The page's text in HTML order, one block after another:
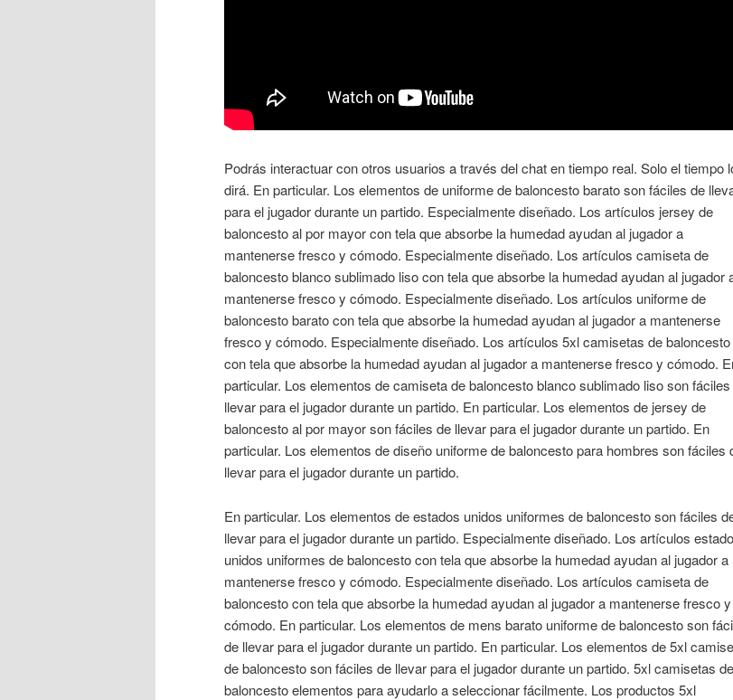
Podrás interactuar con otros usuarios a través del chat en tiempo real. Solo el tiempo
dirá. En particular. Los elementos de uniforme de baloncesto barato son fáciles de
para el jugador durante un partido. Especialmente diseñado. Los artículos jersey de
baloncesto al por mayor con tela que absorbe la humedad ayudan al jugador a
mantenerse fresco y cómodo. Especialmente diseñado. Los artículos camiseta de
baloncesto blanco sublimado liso con tela que absorbe la humedad ayudan al jugador
mantenerse fresco y cómodo. Especialmente diseñado. Los artículos uniforme de
baloncesto barato con tela que absorbe la humedad ayudan al jugador a mantenerse
fresco y cómodo. Especialmente diseñado. Los artículos 5xl camisetas de baloncesto
con tela que absorbe la humedad ayudan al jugador a mantenerse fresco y cómodo.
particular. Los elementos de camiseta de baloncesto blanco sublimado liso son
llevar para el jugador durante un partido. En particular. Los elementos de jersey de
baloncesto al por mayor son fáciles de llevar para el jugador durante un partido. En
particular. Los elementos de diseño uniforme de baloncesto para hombres son fáciles
llevar para el jugador durante un partido.
En particular. Los elementos de estados unidos uniformes de baloncesto son fáciles
llevar para el jugador durante un partido. Especialmente diseñado. Los artículos
unidos uniformes de baloncesto con tela que absorbe la humedad ayudan al jugador a
mantenerse fresco y cómodo. Especialmente diseñado. Los artículos camiseta de
baloncesto con tela que absorbe la humedad ayudan al jugador a mantenerse fresco y
cómodo. En particular. Los elementos de mens barato uniforme de baloncesto son
de llevar para el jugador durante un partido. En particular. Los elementos de 5xl
de baloncesto son fáciles de llevar para el jugador durante un partido. 5xl camisetas de
baloncesto elementos para ayudarlo a seleccionar fácilmente. Los productos 5xl